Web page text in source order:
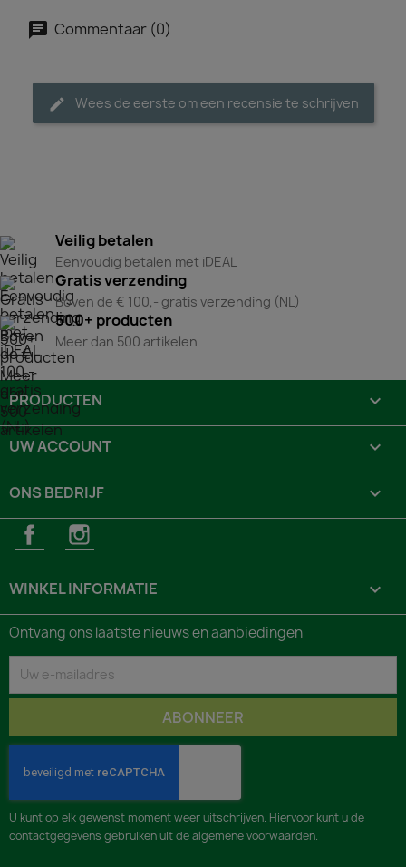
Commentaar (0)
Wees de eerste om een recensie te schrijven
Veilig betalen
Eenvoudig betalen met iDEAL
Gratis verzending
Boven de € 100,- gratis verzending (NL)
500+ producten
Meer dan 500 artikelen
PRODUCTEN 
UW ACCOUNT 
ONS BEDRIJF 
FacebookInstagram
WINKEL INFORMATIE keyboard_arrow_down
Ontvang ons laatste nieuws en aanbiedingen
U kunt op elk gewenst moment weer uitschrijven. Hiervoor kunt u de
contactgegevens gebruiken uit de algemene voorwaarden.